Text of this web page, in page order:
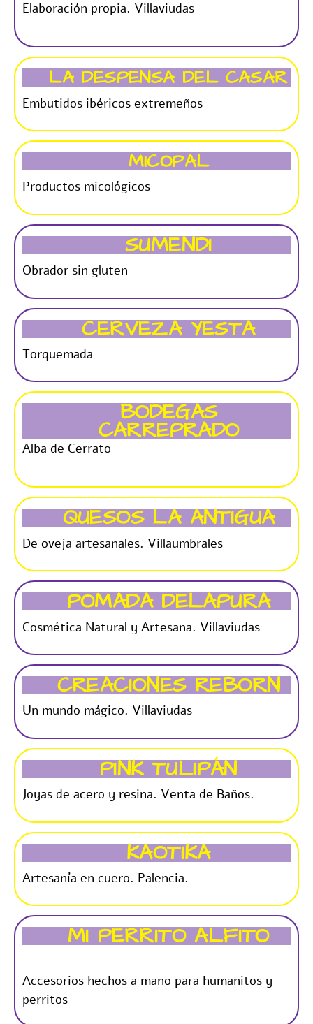
Elaboración propia. Villaviudas
LA DESPENSA DEL CASAR
Embutidos ibéricos extremeños
MICOPAL
Productos micológicos
SUMENDI
Obrador sin gluten
CERVEZA YESTA
Torquemada
BODEGAS
CARREPRADO
Alba de Cerrato
QUESOS LA ANTIGUA
De oveja artesanales. Villaumbrales
POMADA DELAPURA
Cosmética Natural y Artesana. Villaviudas
CREACIONES REBORN
Un mundo mágico. Villaviudas
PINK TULIPÁN
Joyas de acero y resina. Venta de Baños.
KAOTIKA
Artesanía en cuero. Palencia.
MI PERRITO ALFITO
Accesorios hechos a mano para humanitos y
perritos